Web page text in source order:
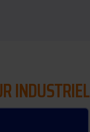
INDUSTRIEL